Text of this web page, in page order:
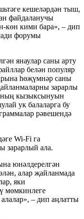
кешеләрдән тыш,
файдаланучы
көн кими бара», – дип
форумы
янаулар саны арту
белән популяр
һөҗүмнәр саны
зарарлы
кызыксынуын
ук балаларга бу
рәвешендә
Wi-Fi га
зарарлый ала.
юнәлдерелгән
алар җайланмада
яки
мөмкинлеге
– дип аңлатты